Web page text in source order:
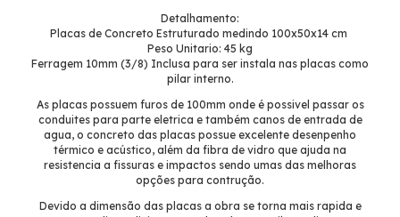
Detalhamento:
Placas de Concreto Estruturado medindo 100x50x14 cm
Peso Unitario: 45 kg
Ferragem 10mm (3/8) Inclusa para ser instala nas placas como
pilar interno.
As placas possuem furos de 100mm onde é possivel passar os
conduites para parte eletrica e também canos de entrada de
agua, o concreto das placas possue excelente desenpenho
térmico e acústico, além da fibra de vidro que ajuda na
resistencia a fissuras e impactos sendo umas das melhoras
opções para contrução.
Devido a dimensão das placas a obra se torna mais rapida e